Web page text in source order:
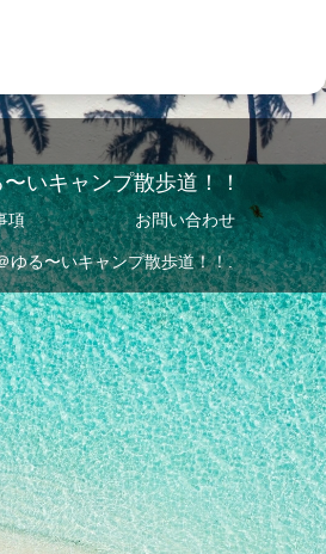
いキャンプ散歩道！！
項 お問い合わせ
ゆる〜いキャンプ散歩道！！.